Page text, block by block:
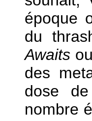
époque
du
Awaits
des
dose
nombre